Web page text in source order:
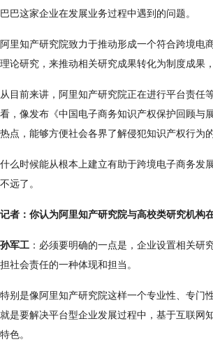
巴巴这家企业在发展业务过程中遇到的问题。
阿里知产研究院致力于推动形成一个符合跨境电
理论研究，来推动相关研究成果转化为制度成果
从目前来讲，阿里知产研究院正在进行平台责任
看，像发布《中国电子商务知识产权保护回顾与
热点，能够方便社会各界了解侵犯知识产权行为
什么时候能从根本上建立有助于跨境电子商务发
不远了。
记者：你认为阿里知产研究院与高校类研究机构
孙军工 ：必须要明确的一点是，企业设置相关
担社会责任的一种体现和担当。
特别是像阿里知产研究院这样一个专业性、专门
就是要解决平台型企业发展过程中，基于互联网
特色。